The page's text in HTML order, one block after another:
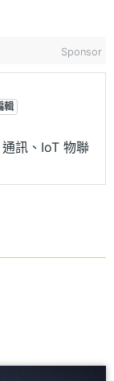
Sponsor
輯
訊、IoT 物聯